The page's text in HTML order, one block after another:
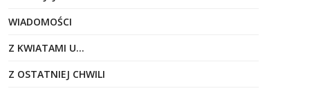
WIADOMOŚCI
Z KWIATAMI U…
Z OSTATNIEJ CHWILI